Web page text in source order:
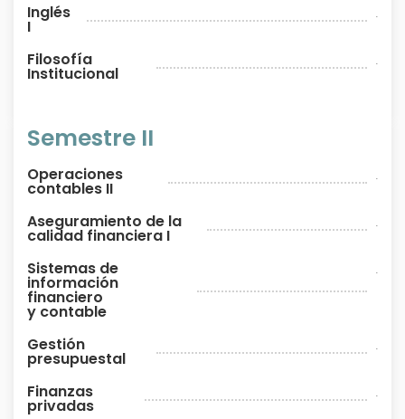
Inglés
I
.
Filosofía
Institucional
.
Semestre II
Operaciones
contables II
.
Aseguramiento de la
calidad financiera I
.
Sistemas de
información
financiero
y contable
.
Gestión
presupuestal
.
Finanzas
privadas
.